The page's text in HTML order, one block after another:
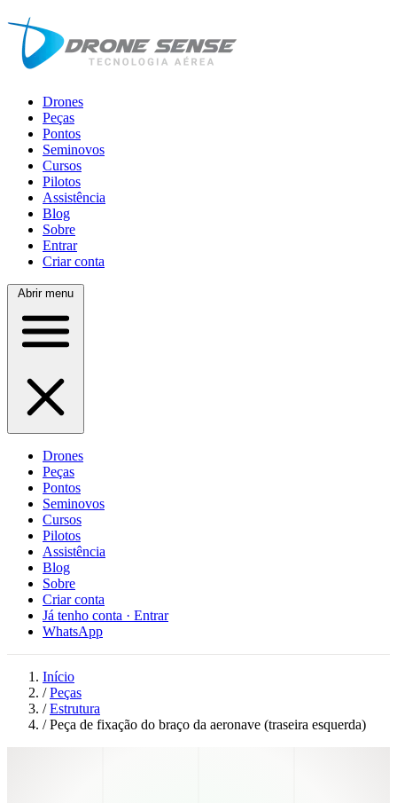
Drones
Peças
Pontos
Seminovos
Cursos
Pilotos
Assistência
Blog
Sobre
Entrar
Criar conta
Abrir menu
Drones
Peças
Pontos
Seminovos
Cursos
Pilotos
Assistência
Blog
Sobre
Criar conta
Já tenho conta · Entrar
WhatsApp
Início
/ Peças
/ Estrutura
/ Peça de fixação do braço da aeronave (traseira esquerda)